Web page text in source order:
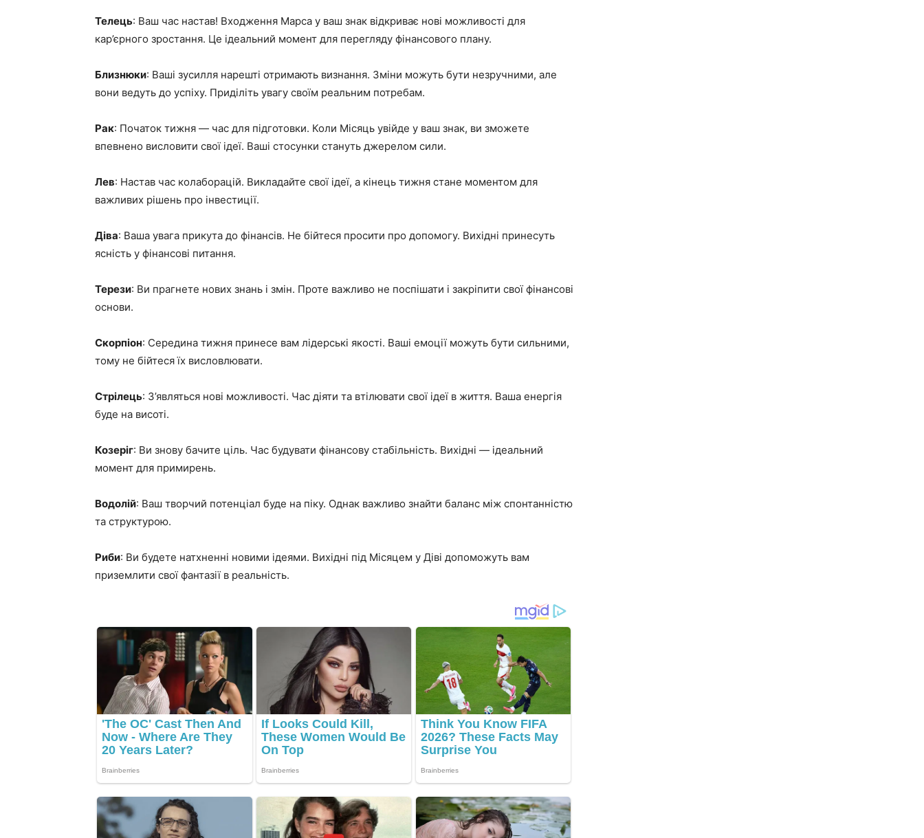
Телець: Ваш час настав! Входження Марса у ваш знак відкриває нові можливості для
кар’єрного зростання. Це ідеальний момент для перегляду фінансового плану.
Близнюки: Ваші зусилля нарешті отримають визнання. Зміни можуть бути незручними, але
вони ведуть до успіху. Приділіть увагу своїм реальним потребам.
Рак: Початок тижня — час для підготовки. Коли Місяць увійде у ваш знак, ви зможете
впевнено висловити свої ідеї. Ваші стосунки стануть джерелом сили.
Лев: Настав час колаборацій. Викладайте свої ідеї, а кінець тижня стане моментом для
важливих рішень про інвестиції.
Діва: Ваша увага прикута до фінансів. Не бійтеся просити про допомогу. Вихідні принесуть
ясність у фінансові питання.
Терези: Ви прагнете нових знань і змін. Проте важливо не поспішати і закріпити свої фінансові
основи.
Скорпіон: Середина тижня принесе вам лідерські якості. Ваші емоції можуть бути сильними,
тому не бійтеся їх висловлювати.
Стрілець: З’являться нові можливості. Час діяти та втілювати свої ідеї в життя. Ваша енергія
буде на висоті.
Козеріг: Ви знову бачите ціль. Час будувати фінансову стабільність. Вихідні — ідеальний
момент для примирень.
Водолій: Ваш творчий потенціал буде на піку. Однак важливо знайти баланс між спонтанністю
та структурою.
Риби: Ви будете натхненні новими ідеями. Вихідні під Місяцем у Діві допоможуть вам
приземлити свої фантазії в реальність.